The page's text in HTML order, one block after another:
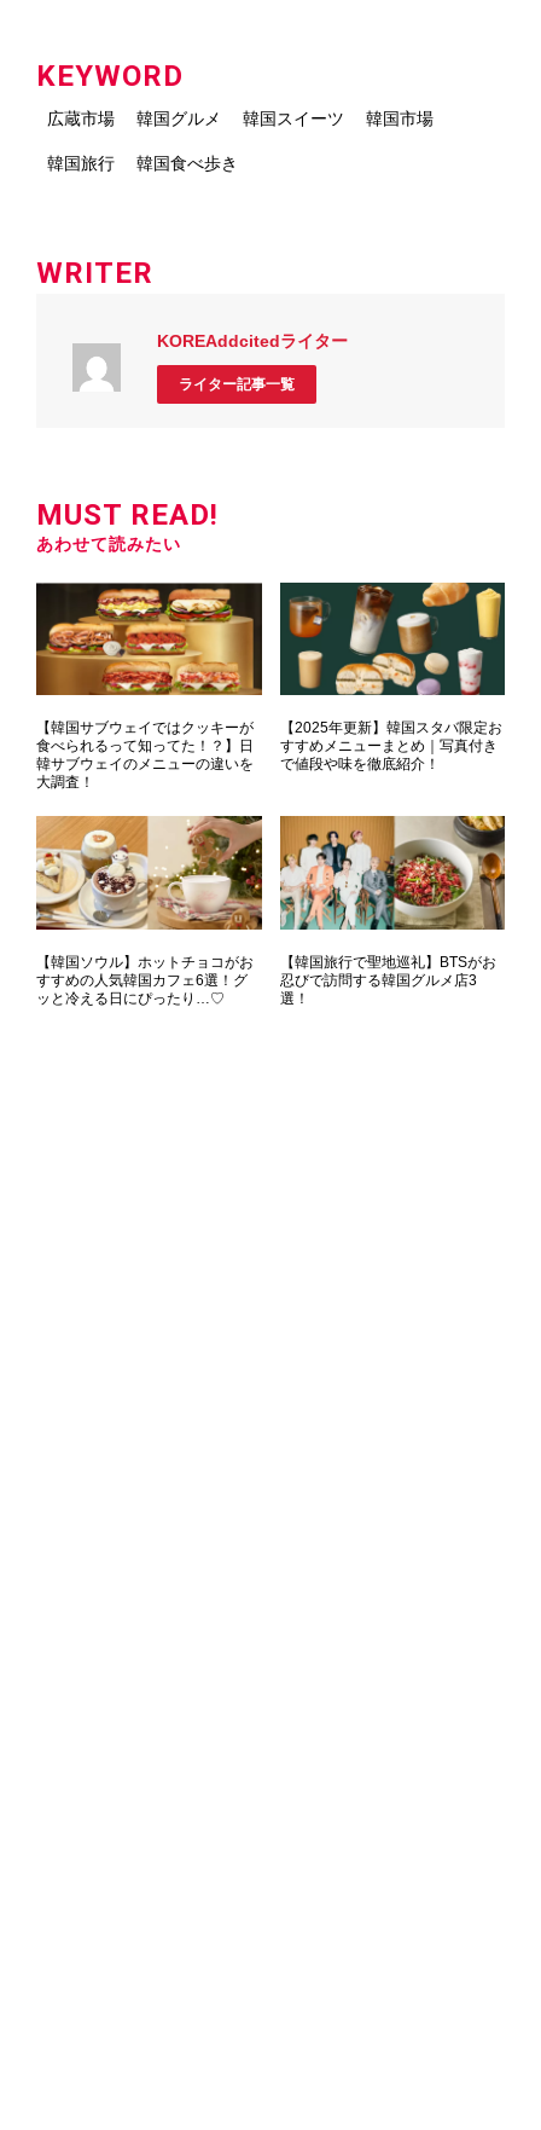
KEYWORD
広蔵市場 韓国グルメ 韓国スイーツ 韓国市場
韓国旅行 韓国食べ歩き
WRITER
KOREAddcitedライター
ライター記事一覧
MUST READ!
あわせて読みたい
【韓国サブウェイではクッキーが
食べられるって知ってた！？】日
韓サブウェイのメニューの違いを
大調査！
【2025年更新】韓国スタバ限定お
すすめメニューまとめ｜写真付き
で値段や味を徹底紹介！
【韓国ソウル】ホットチョコがお
すすめの人気韓国カフェ6選！グ
ッと冷える日にぴったり…♡
【韓国旅行で聖地巡礼】BTSがお
忍びで訪問する韓国グルメ店3
選！